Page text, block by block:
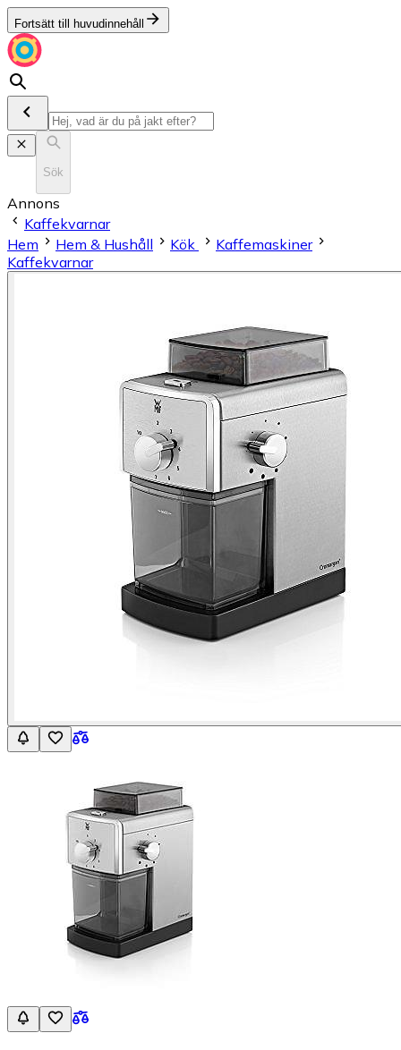
Fortsätt till huvudinnehåll
Sök
Annons
Kaffekvarnar
Hem
Hem & Hushåll Kök
Kaffemaskiner
Kaffekvarnar